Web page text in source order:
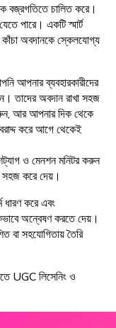
বজ্রগতিতে চালিত করে।
পারে। একটি স্মার্ট
কাঁচা অবদানকে স্কেলযোগ্য
আপনার ব্যবহারকারীদের
তাদের অবদান রাখা সহজ
আর আপনার দিক থেকে
করে আগে থেকেই
ও মেনশন মনিটর করুন
করে দেয়।
ধারণ করে এবং
অন্বেষণ করতে দেয়।
বা সহযোগিতায় তৈরি
UGC লিসেনিং ও